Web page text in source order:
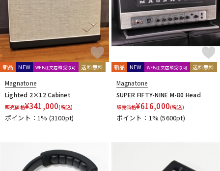
新品 NEW WEB注文店頭受取可 送料無料
Magnatone
Lighted 2×12 Cabinet
販売価格¥341,000(税込)
ポイント：1% (3100pt)
新品 NEW WEB注文店頭受取可 送料無料
Magnatone
SUPER FIFTY-NINE M-80 Head
販売価格¥616,000(税込)
ポイント：1%(5600pt)